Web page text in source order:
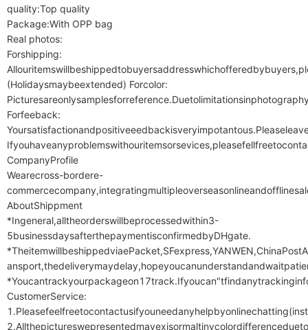
quality:Top quality
Package:With OPP bag
Real photos:
Forshipping:
(Holidaysmaybeextended) Forcolor:
Forfeeback:
CompanyProfile
Wearecross-bordere-
AboutShippment
*Ingeneral,alltheorderswillbeprocessedwithin3-
5businessdaysafterthepaymentisconfirmedbyDHgate.
CustomerService: